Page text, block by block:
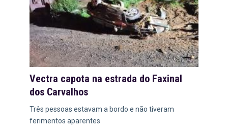
Vectra capota na estrada do Faxinal
dos Carvalhos
Três pessoas estavam a bordo e não tiveram
ferimentos aparentes